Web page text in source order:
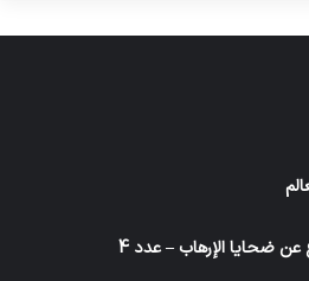
ضحايا الإرهاب – عدد 4